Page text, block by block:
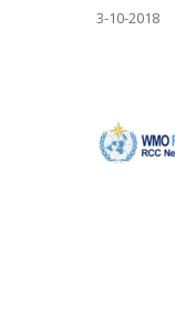
3-10-2018